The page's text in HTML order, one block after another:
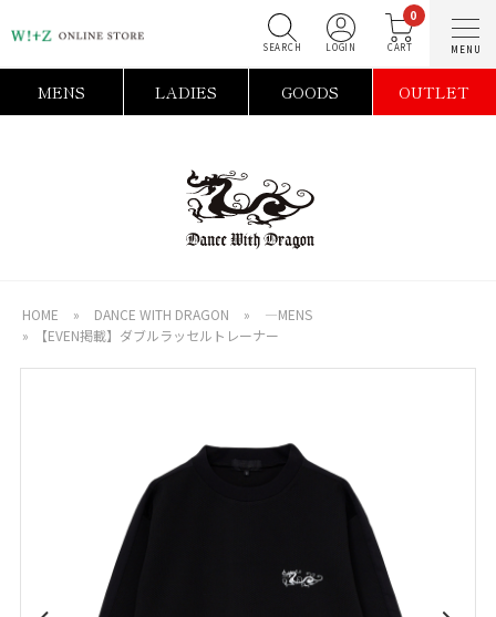
0
MENS LADIES GOODS OUTLET
HOME » DANCE WITH DRAGON »
―MENS
»
【EVEN掲載】ダブルラッセルトレーナー